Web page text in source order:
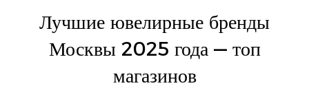
Лучшие ювелирные бренды
Москвы 2025 года — топ
магазинов